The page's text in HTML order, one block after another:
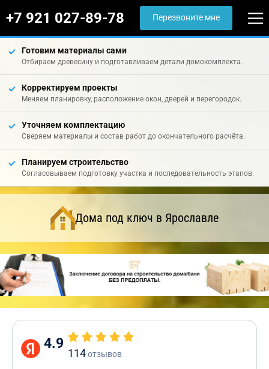
+7 921 027-89-78 Перезвоните мне
Готовим материалы сами
Отбираем древесину и подготавливаем детали домокомплекта.
Корректируем проекты
Меняем планировку, расположение окон, дверей и перегородок.
Уточняем комплектацию
Сверяем материалы и состав работ до окончательного расчёта.
Планируем строительство
Согласовываем подготовку участка и последовательность этапов.
Дома под ключ в Ярославле
4.9
114отзывов